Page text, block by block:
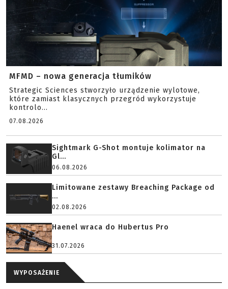
MFMD – nowa generacja tłumików
Strategic Sciences stworzyło urządzenie wylotowe,
które zamiast klasycznych przegród wykorzystuje
kontrolo...
07.08.2026
Sightmark G-Shot montuje kolimator na
Gl...
06.08.2026
Limitowane zestawy Breaching Package od
...
02.08.2026
Haenel wraca do Hubertus Pro
31.07.2026
WYPOSAŻENIE